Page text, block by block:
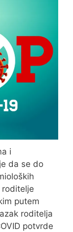
i
da se do
putem
roditelja
potvrde